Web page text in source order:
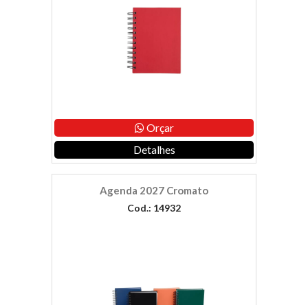
Orçar
Detalhes
Agenda 2027 Cromato
Cod.: 14932